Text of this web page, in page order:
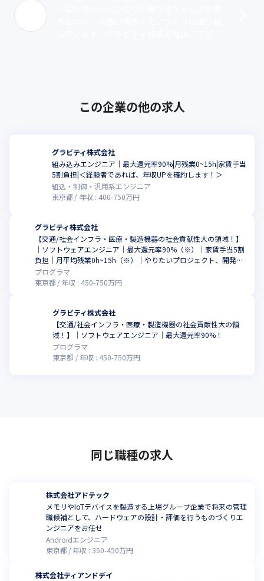
この企業の他の求人
グラビティ株式会社
組み込みエンジニア｜最大還元率90%|月残業0~15h|家賃手当
5割負担|＜経験者であれば、年収UPを確約します！＞
組込・制御・汎用系エンジニア
東京都
年収 : 400-750万円
グラビティ株式会社
【交通/社会インフラ・医療・製造機器の社会貢献性大の領域！】
｜ソフトウェアエンジニア｜最大還元率90%（※）｜家賃手当5割
負担｜月平均残業0h~15h（※）｜やりたいプロジェクト、開発工
程、グラビティならあります！※2024年3月時点
プログラマ
東京都
年収 : 450-750万円
グラビティ株式会社
【交通/社会インフラ・医療・製造機器の社会貢献性大の領
域！】｜ソフトウェアエンジニア｜最大還元率90%！
プログラマ
東京都
年収 : 450-750万円
同じ職種の求人
株式会社アドテック
メモリやIoTデバイスを製造する上場グループ企業で将来の管理
職候補として、ハードウェアの設計・評価を行うものづくりエ
ンジニアをお任せ
Androidエンジニア
東京都
年収 : 350-450万円
株式会社ティアンドデイ